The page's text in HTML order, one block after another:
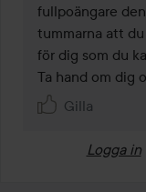
fullpoängare
tummarna att
för dig som du
Ta hand om dig
Gilla
Logga in